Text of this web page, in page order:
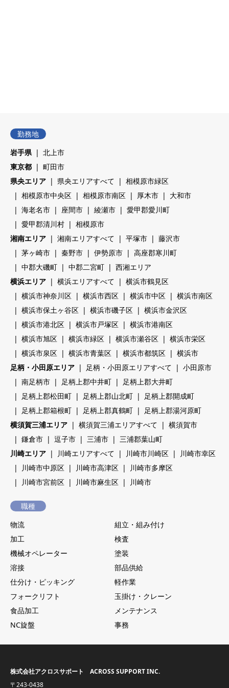
勤務地
岩手県
北上市
東京都
町田市
県央エリア
県央エリアすべて
相模原市緑区
相模原市中央区
相模原市南区 厚木市
大和市
海老名市
座間市 綾瀬市
愛甲郡愛川町
愛甲郡清川村
相模原市
湘南エリア
湘南エリアすべて 平塚市
藤沢市
茅ヶ崎市
秦野市 伊勢原市
高座郡寒川町
中郡大磯町
中郡二宮町
西湘エリア
横浜エリア
横浜エリアすべて
横浜市鶴見区
横浜市神奈川区
横浜市西区 横浜市中区
横浜市南区
横浜市保土ヶ谷区
横浜市磯子区
横浜市金沢区
横浜市港北区
横浜市戸塚区
横浜市港南区
横浜市旭区
横浜市緑区 横浜市瀬谷区
横浜市栄区
横浜市泉区
横浜市青葉区 横浜市都筑区
横浜市
足柄・小田原エリア
足柄・小田原エリアすべて
小田原市
南足柄市
足柄上郡中井町
足柄上郡大井町
足柄上郡松田町
足柄上郡山北町
足柄上郡開成町
足柄上郡箱根町
足柄上郡真鶴町
足柄上郡湯河原町
横須賀三浦エリア
横須賀三浦エリアすべて
横須賀市
鎌倉市
逗子市 三浦市
三浦郡葉山町
川崎エリア
川崎エリアすべて 川崎市川崎区
川崎市幸区
川崎市中原区
川崎市高津区
川崎市多摩区
川崎市宮前区
川崎市麻生区 川崎市
職種
物流
組立・組み付け
加工
検査
機械オペレーター
塗装
溶接
部品供給
仕分け・ピッキング
軽作業
フォークリフト
玉掛け・クレーン
食品加工
メンテナンス
NC旋盤
事務
株式会社アクロスサポート ACROSS SUPPORT INC.
〒243-0438